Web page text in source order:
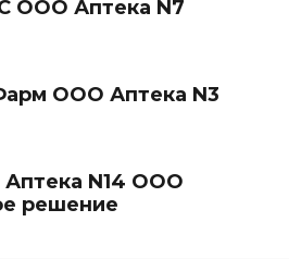
ООО Аптека N7
ООО Аптека N3
Аптека N14 ООО
решение